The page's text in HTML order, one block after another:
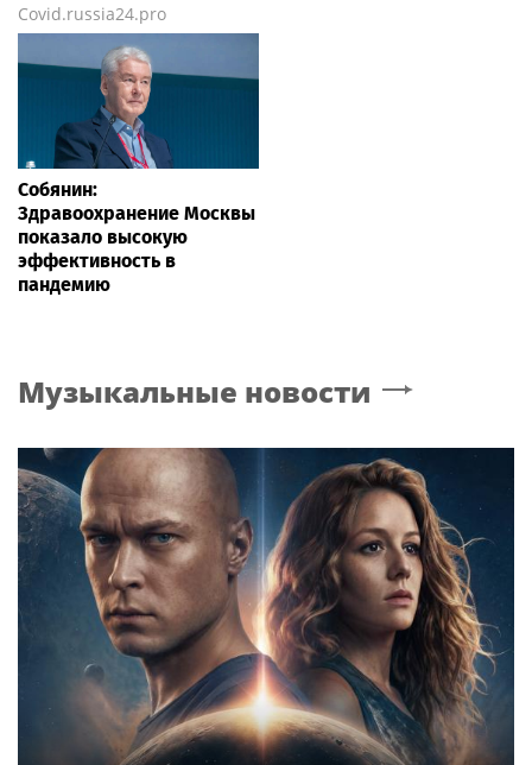
Covid.russia24.pro
Собянин:
Здравоохранение Москвы
показало высокую
эффективность в
пандемию
Музыкальные новости